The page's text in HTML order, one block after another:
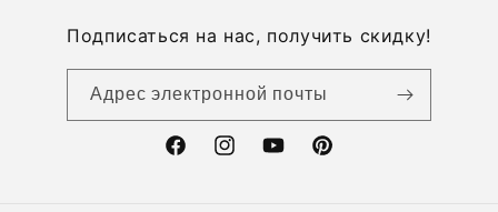
Подписаться на нас, получить скидку!
Адрес электронной почты
FacebookInstagramYouTubePinterest